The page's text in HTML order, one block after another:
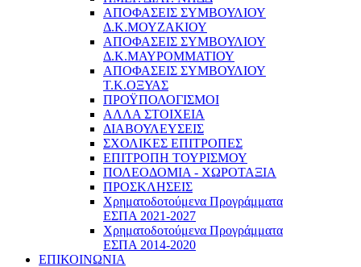
ΑΠΟΦΑΣΕΙΣ ΣΥΜΒΟΥΛΙΟΥ
Δ.Κ.ΜΟΥΖΑΚΙΟΥ
ΑΠΟΦΑΣΕΙΣ ΣΥΜΒΟΥΛΙΟΥ
Δ.Κ.ΜΑΥΡΟΜΜΑΤΙΟΥ
ΑΠΟΦΑΣΕΙΣ ΣΥΜΒΟΥΛΙΟΥ
Τ.Κ.ΟΞΥΑΣ
ΠΡΟΫΠΟΛΟΓΙΣΜΟΙ
ΑΛΛΑ ΣΤΟΙΧΕΙΑ
ΔΙΑΒΟΥΛΕΥΣΕΙΣ
ΣΧΟΛΙΚΕΣ ΕΠΙΤΡΟΠΕΣ
ΕΠΙΤΡΟΠΗ ΤΟΥΡΙΣΜΟΥ
ΠΟΛΕΟΔΟΜΙΑ - ΧΩΡΟΤΑΞΙΑ
ΠΡΟΣΚΛΗΣΕΙΣ
Χρηματοδοτούμενα Προγράμματα
ΕΣΠΑ 2021-2027
Χρηματοδοτούμενα Προγράμματα
ΕΣΠΑ 2014-2020
ΕΠΙΚΟΙΝΩΝΙΑ